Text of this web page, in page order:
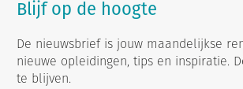
Blijf op de hoogte
De nieuwsbrief is jouw maandelijkse
nieuwe opleidingen, tips en inspiratie.
te blijven.